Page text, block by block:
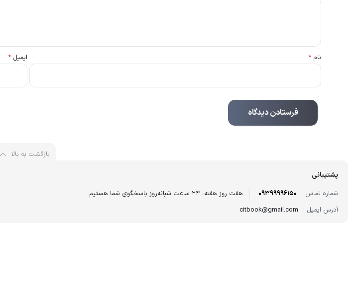
نام * ایمیل*
بازگشت به بالا
پشتیبانی
شماره تماس : 09399996150
هفت روز هفته، ۲۴ ساعت شبانه‌روز پاسخگوی شما هستیم.
آدرس ایمیل : citbook@gmail.com